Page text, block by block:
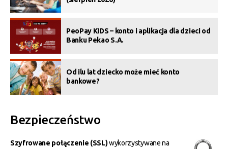
PeoPay KIDS – konto i aplikacja dla dzieci od
Banku Pekao S.A.
Od ilu lat dziecko może mieć konto
bankowe?
Bezpieczeństwo
Szyfrowane połączenie (SSL)wykorzystywane na